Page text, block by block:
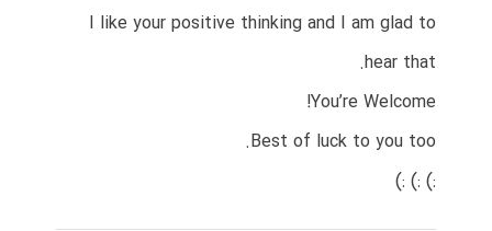
I like your positive thinking and I am glad to
hear that.
You’re Welcome!
Best of luck to you too.
:) :) :)